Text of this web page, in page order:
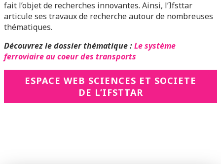
fait l’objet de recherches innovantes. Ainsi, l’Ifsttar
articule ses travaux de recherche autour de nombreuses
thématiques.
Découvrez le dossier thématique :Le système
ferroviaire au coeur des transports
ESPACE WEB SCIENCES ET SOCIETE
DE L’IFSTTAR